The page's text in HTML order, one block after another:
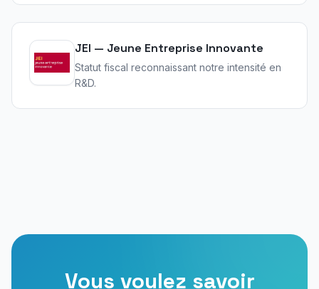
JEI — Jeune Entreprise Innovante
Statut fiscal reconnaissant notre intensité en
R&D.
Vous voulez savoir